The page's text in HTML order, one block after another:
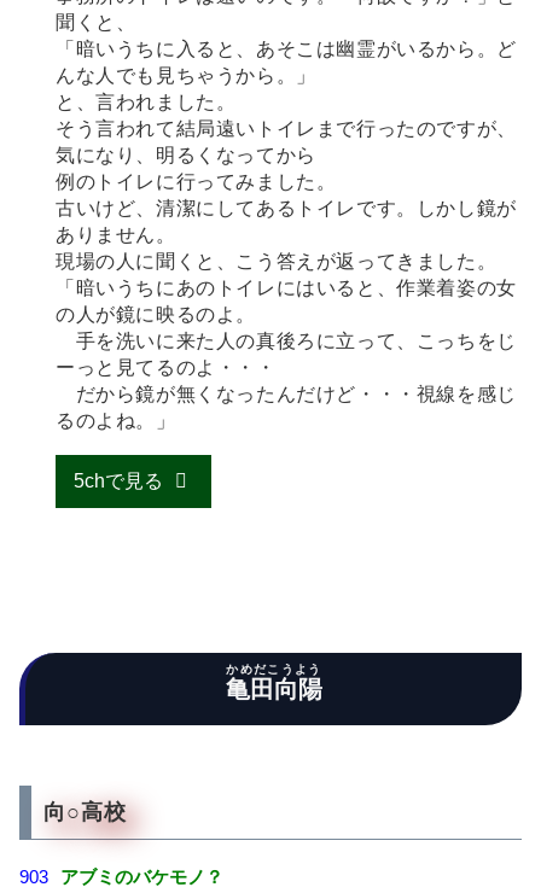
聞くと、
「暗いうちに入ると、あそこは幽霊がいるから。ど
んな人でも見ちゃうから。」
と、言われました。
そう言われて結局遠いトイレまで行ったのですが、
気になり、明るくなってから
例のトイレに行ってみました。
古いけど、清潔にしてあるトイレです。しかし鏡が
ありません。
現場の人に聞くと、こう答えが返ってきました。
「暗いうちにあのトイレにはいると、作業着姿の女
の人が鏡に映るのよ。
手を洗いに来た人の真後ろに立って、こっちをじ
ーっと見てるのよ・・・
だから鏡が無くなったんだけど・・・視線を感じ
るのよね。」
5chで見る
亀田向陽
かめだこうよう
向○高校
903
アブミのバケモノ？